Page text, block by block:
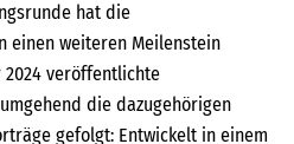
hat die
einen weiteren Meilenstein
2024 veröffentlichte
die dazugehörigen
gefolgt: Entwickelt in einem